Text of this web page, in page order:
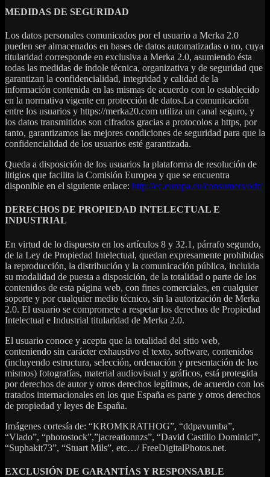
MEDIDAS DE SEGURIDAD
Los datos personales comunicados por el usuario a Merka 2.0
pueden ser almacenados en bases de datos automatizadas o no, cuya
titularidad corresponde en exclusiva a Merka 2.0, asumiendo ésta
todas las medidas de índole técnica, organizativa y de seguridad que
garantizan la confidencialidad, integridad y calidad de la
información contenida en las mismas de acuerdo con lo establecido
en la normativa vigente en protección de datos.La comunicación
entre los usuarios y https://merka20.com utiliza un canal seguro, y
los datos transmitidos son cifrados gracias a protocolos a https, por
tanto, garantizamos las mejores condiciones de seguridad para que la
confidencialidad de los usuarios esté garantizada.
Queda a disposición de los usuarios la plataforma de resolución de
litigios que facilita la Comisión Europea y que se encuentra
disponible en el siguiente enlace: http://ec.europa.eu/consumers/odr/
DERECHOS DE PROPIEDAD INTELECTUAL E
INDUSTRIAL
En virtud de lo dispuesto en los artículos 8 y 32.1, párrafo segundo,
de la Ley de Propiedad Intelectual, quedan expresamente prohibidas
la reproducción, la distribución y la comunicación pública, incluida
su modalidad de puesta a disposición, de la totalidad o parte de los
contenidos de esta página web, con fines comerciales, en cualquier
soporte y por cualquier medio técnico, sin la autorización de Merka
2.0. El usuario se compromete a respetar los derechos de Propiedad
Intelectual e Industrial titularidad de Merka 2.0.
El usuario conoce y acepta que la totalidad del sitio web,
conteniendo sin carácter exhaustivo el texto, software, contenidos
(incluyendo estructura, selección, ordenación y presentación de los
mismos) fotografías, material audiovisual y gráficos, está protegida
por derechos de autor y otros derechos legítimos, de acuerdo con los
tratados internacionales en los que España es parte y otros derechos
de propiedad y leyes de España.
Imágenes cortesía de: “KROMKRATHOG”, “ddpavumba”,
“Vlado”, “photostock”,”jacreationnzs”, “David Castillo Dominici”,
“Suphakit73”, “Stuart Mils”, etc…/ FreeDigitalPhotos.net.
EXCLUSIÓN DE GARANTÍAS Y RESPONSABLE